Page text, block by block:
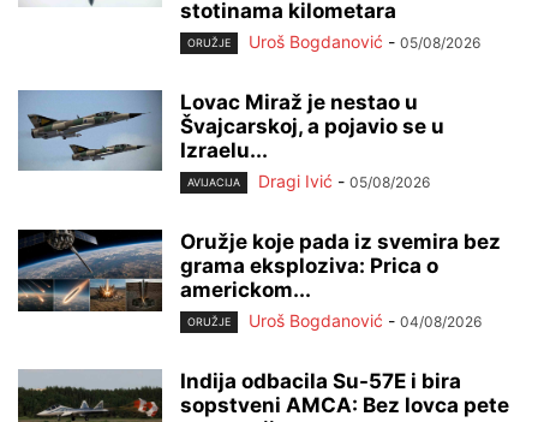
stotinama kilometara
ORUŽJE Uroš Bogdanović - 05/08/2026
Lovac Miraž je nestao u
Švajcarskoj, a pojavio se u
Izraelu...
AVIJACIJA Dragi Ivić - 05/08/2026
Oružje koje pada iz svemira bez
grama eksploziva: Prica o
americkom...
ORUŽJE Uroš Bogdanović - 04/08/2026
Indija odbacila Su-57E i bira
sopstveni AMCA: Bez lovca pete